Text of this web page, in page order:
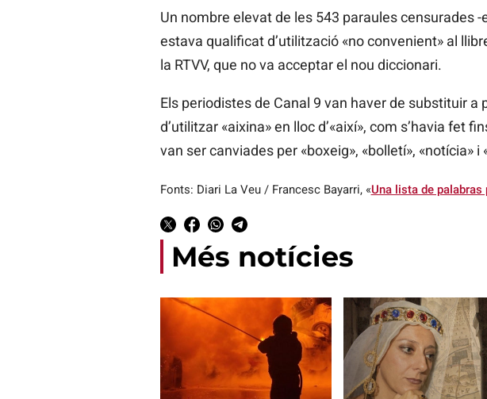
Un nombre elevat de les 543 paraules censurades
estava qualificat d’utilització «no convenient» al
la RTVV, que no va acceptar el nou diccionari.
Els periodistes de Canal 9 van haver de substituir a
d’utilitzar «aixina» en lloc d’«així», com s’havia fet
van ser canviades per «boxeig», «bolletí», «notícia» i
Fonts: Diari La Veu / Francesc Bayarri, «Una lista de
Més notícies